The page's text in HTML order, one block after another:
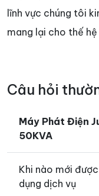
lĩnh vực chúng tôi
mang lại cho thế hệ
Câu hỏi
Máy Phát Điện
50KVA
Khi nào mới
dụng dịch vụ